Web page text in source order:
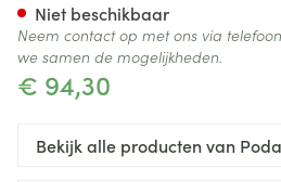
€ 94,30
Niet beschikbaar
Neem contact op met ons via
we samen de mogelijkheden.
Bekijk alle producten van